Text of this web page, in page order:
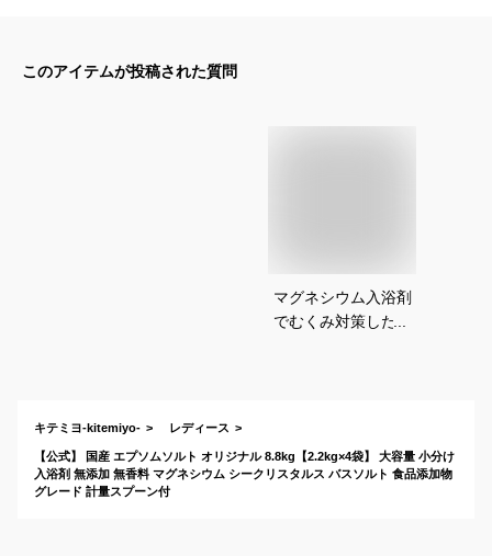
このアイテムが投稿された質問
マグネシウム入浴剤
でむくみ対策したい
キテミヨ-kitemiyo- レディース
【公式】 国産 エプソムソルト オリジナル 8.8kg【2.2kg×4袋】 大容量 小分け
入浴剤 無添加 無香料 マグネシウム シークリスタルス バスソルト 食品添加物
グレード 計量スプーン付